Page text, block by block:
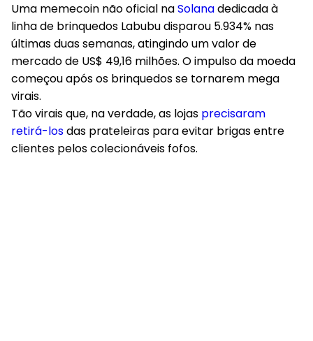
Uma memecoin não oficial naSolanadedicada à
linha de brinquedos Labubu disparou 5.934% nas
últimas duas semanas, atingindo um valor de
mercado de US$ 49,16 milhões. O impulso da moeda
começou após os brinquedos se tornarem mega
virais.
Tão virais que, na verdade, as lojas precisaram
retirá-losdas prateleiras para evitar brigas entre
clientes pelos colecionáveis fofos.